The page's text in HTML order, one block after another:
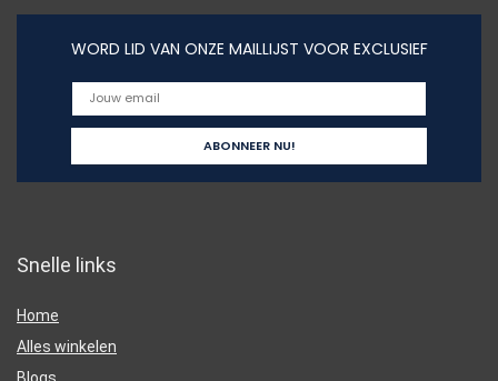
WORD LID VAN ONZE MAILLIJST VOOR EXCLUSIEF
Snelle links
Home
Alles winkelen
Blogs